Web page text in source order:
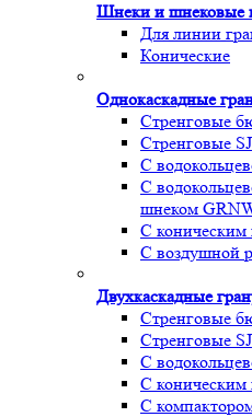
Шнеки и шнековые
Для линии
Конические
Однокаскадные
Стренговые
Стренговые SJ
С
С
шнеком
С
С воздушной
Двухкаскадные
Стренговые
Стренговые SJ
С
С
С